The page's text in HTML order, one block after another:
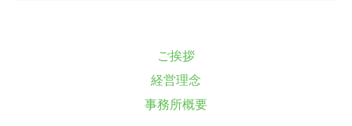
ご挨拶
経営理念
事務所概要